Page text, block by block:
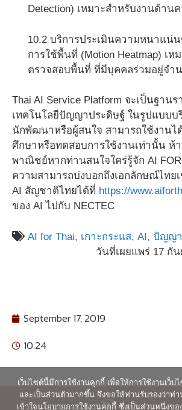
Detection) เหมาะสำหรับงานด้าน
10.2 บริการประเมินความหนาแน่
การใช้พื้นที่ (Motion Heatmap) เห
ตรวจสอบพื้นที่ ที่มีบุคคลร่วมอยู่จำ
Thai AI Service Platform จะเป็นฐาน
เทคโนโลยีปัญญาประดิษฐ์ ในรูปแบบบ
นักพัฒนาหรือผู้สนใจ สามารถใช้งานไ
ศึกษาหรือทดสอบการใช้งานเท่านั้น ห้า
พาณิชย์หากท่านสนใจใคร่รู้จัก AI
ความสามารถบ่งบอกถึงเอกลักษณ์ไทย
AI สัญชาติไทยได้ที่ https://
ของ AI ไปกับ NECTEC
AI for Thai, เกาะกระแส, AI, ปัญญา
วันที่เผยแพร่ 17 กั
September 17, 2019
10:24
เว็บไซต์นี้มีการใช้งานคุกกี้ เพื่อให้การใช้งานเว็บ
และเป็นส่วนตัวมากขึ้น จึงขอให้ท่านรับรองว่าท่
เข้าใจนโยบายการใช้งานคุกกี้ ซึ่งเป็นส่วนหนึ่งข